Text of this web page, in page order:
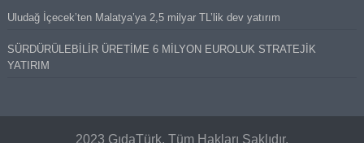
Uludağ İçecek’ten Malatya’ya 2,5 milyar TL’lik dev yatırım
SÜRDÜRÜLEBİLİR ÜRETİME 6 MİLYON EUROLUK STRATEJİK
YATIRIM
2023 GıdaTürk. Tüm Hakları Saklıdır.